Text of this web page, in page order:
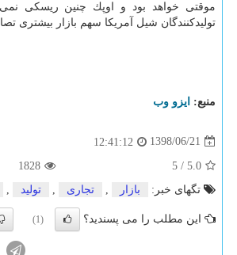
موقتی خواهد بود و اوپك چنین ریسكی
تولیدكنندگان شیل آمریكا سهم بازار بیشتری
منبع: ایزو وب
1398/06/21
12:41:12
5.0
/
5
1828
تگهای خبر:
بازار تجاری تولید
این مطلب را می پسندید؟ (1)